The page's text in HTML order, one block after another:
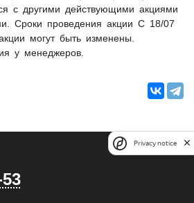
с другими действующими акциями
Сроки проведения акции С 18/07
могут быть изменены.
у менеджеров.
Privacy notice